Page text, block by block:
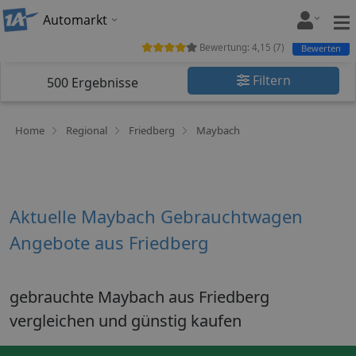
Automarkt
500 Ergebnisse Filtern
Home Regional Friedberg Maybach
Bewertung: 4,15 (7) Bewerten
Aktuelle Maybach Gebrauchtwagen
Angebote aus Friedberg
gebrauchte Maybach aus Friedberg
vergleichen und günstig kaufen